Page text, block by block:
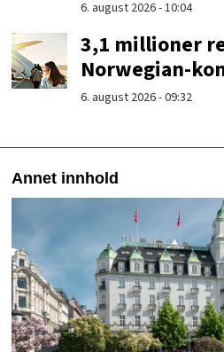
6. august 2026 - 10:04
3,1 millioner
Norwegian-
6. august 2026 - 09:32